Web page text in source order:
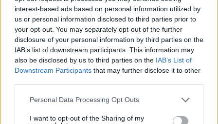
interest-based ads based on personal information utilized by
us or personal information disclosed to third parties prior to
your opt-out. You may separately opt-out of the further
disclosure of your personal information by third parties on the
IAB’s list of downstream participants. This information may
also be disclosed by us to third parties on the IAB’s List of
Downstream Participants that may further disclose it to other
Please note that this website/app uses one or more Google
not limited to your visit or usage behaviour. You may click to
Personal Data Processing Opt Outs
I want to opt-out of the Sharing of my
que pueden ayudarte a aminorar las cargas de
trabajo en tu negocio o empresa para que
puedas ofrecer a tus clientes la seguridad y el
apoyo que merecen. Llega la transformación
digital para quedarse. Menú digital QR para el
Nuestra carta digital está pensada para que